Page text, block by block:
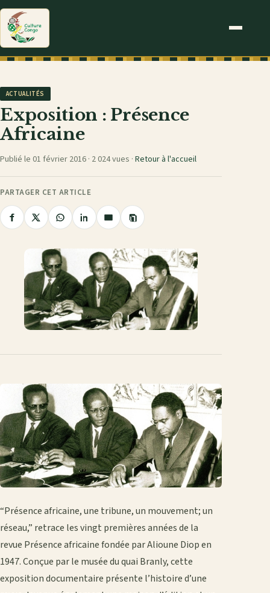
ACTUALITÉS
Exposition : Présence
Africaine
Publié le 01 février 2016 · 2 024 vues · Retour à l'accueil
PARTAGER CET ARTICLE
Partager
Facebook
PartagerPartager
WhatsApp
Partager
LinkedIn
Partager
e-
mail
Copier
le
“Présence africaine, une tribune, un mouvement; un
réseau,” retrace les vingt premières années de la
revue Présence africaine fondée par Alioune Diop en
1947. Conçue par le musée du quai Branly, cette
exposition documentaire présente l’histoire d’une